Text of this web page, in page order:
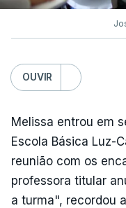
OUVIR
Melissa entrou em
Escola Básica Luz-
reunião com os
professora titular
a turma", recordou